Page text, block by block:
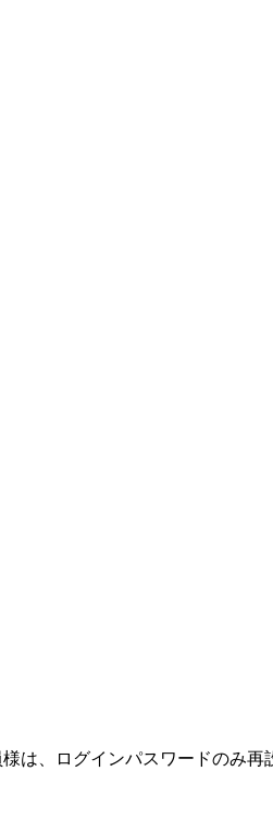
は、ログインパスワードのみ